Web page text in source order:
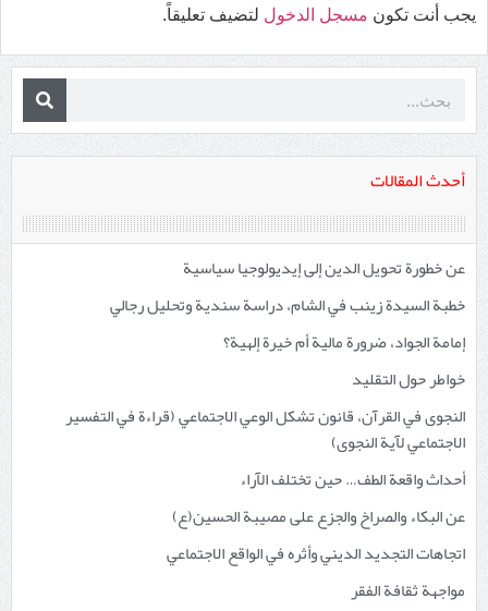
أحدث المقالات
عن خطورة تحويل الدين إلى إيديولوجيا سياسية
خطبة السيدة زينب في الشام، دراسة سندية وتحليل رجالي
إمامة الجواد، ضرورة مالية أم خيرة إلهية؟
خواطر حول التقليد
النجوى في القرآن، قانون تشكل الوعي الاجتماعي (قراءة في التفسير
الاجتماعي لآية النجوى)
أحداث واقعة الطف… حين تختلف الآراء
عن البكاء والصراخ والجزع على مصيبة الحسين(ع)
اتجاهات التجديد الديني وأثره في الواقع الاجتماعي
مواجهة ثقافة الفقر
يجب أنت تكون مسجل الدخول لتضيف تعليقاً.